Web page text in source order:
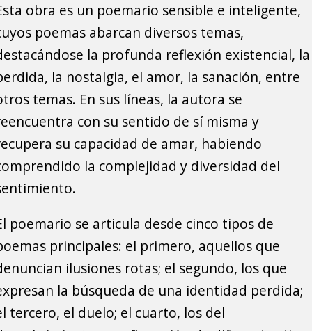
obra es un poemario sensible e inteligente,
poemas abarcan diversos temas,
la profunda reflexión existencial, la
la nostalgia, el amor, la sanación, entre
temas. En sus líneas, la autora se
con su sentido de sí misma y
su capacidad de amar, habiendo
la complejidad y diversidad del
poemario se articula desde cinco tipos de
principales: el primero, aquellos que
ilusiones rotas; el segundo, los que
la búsqueda de una identidad perdida;
tercero, el duelo; el cuarto, los del